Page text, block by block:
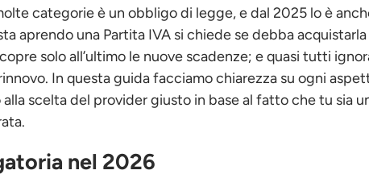
categorie è un obbligo di legge, e dal 2025 lo è
aprendo una Partita IVA si chiede se debba
solo all’ultimo le nuove scadenze; e quasi tutti
In questa guida facciamo chiarezza su ogni
scelta del provider giusto in base al fatto che tu sia
nel 2026